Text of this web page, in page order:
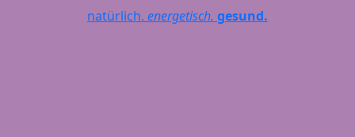
natürlich. energetisch. gesund.